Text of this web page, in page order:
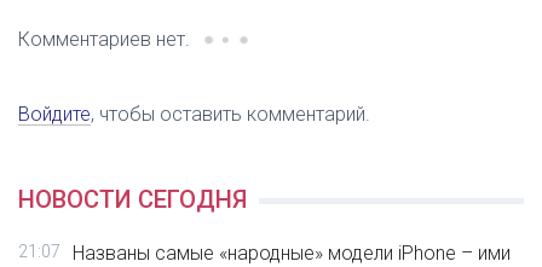
Комментариев нет.
Войдите, чтобы оставить комментарий.
НОВОСТИ СЕГОДНЯ
21:07
Названы самые «народные» модели iPhone – ими